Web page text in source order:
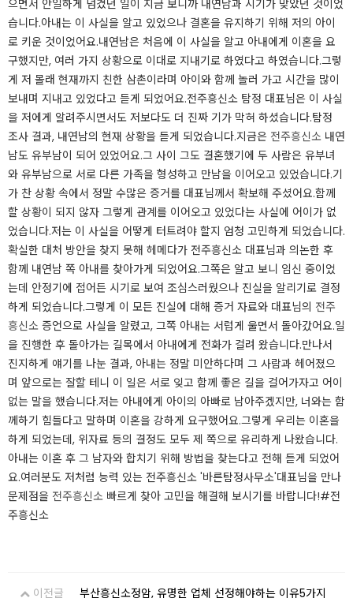
으면서 안일하게 넘겼던 일이 지금 보니까 내연남과 시기가 맞았던 것이었
습니다.아내는 이 사실을 알고 있었으나 결혼을 유지하기 위해 저의 아이
로 키운 것이었어요.내연남은 처음에 이 사실을 알고 아내에게 이혼을 요
구했지만, 여러 가지 상황으로 이대로 지내기로 하였다고 하였습니다.그렇
게 저 몰래 현재까지 친한 삼촌이라며 아이와 함께 놀러 가고 시간을 많이
보내며 지내고 있었다고 듣게 되었어요.전주흥신소 탐정 대표님은 이 사실
을 저에게 알려주시면서도 저보다도 더 진짜 기가 막혀 하셨습니다.탐정
조사 결과, 내연남의 현재 상황을 듣게 되었습니다.지금은 전주흥신소 내연
남도 유부남이 되어 있었어요.그 사이 그도 결혼했기에 두 사람은 유부녀
와 유부남으로 서로 다른 가족을 형성하고 만남을 이어오고 있었습니다.기
가 찬 상황 속에서 정말 수많은 증거를 대표님께서 확보해 주셨어요.함께
할 상황이 되지 않자 그렇게 관계를 이어오고 있었다는 사실에 어이가 없
었습니다.저는 이 사실을 어떻게 터트려야 할지 엄청 고민하게 되었습니다.
확실한 대처 방안을 찾지 못해 헤메다가 전주흥신소 대표님과 의논한 후
함께 내연남 쪽 아내를 찾아가게 되었어요.그쪽은 알고 보니 임신 중이었
는데 안정기에 접어든 시기로 보여 조심스러웠으나 진실을 알리기로 결정
하게 되었습니다.그렇게 이 모든 진실에 대해 증거 자료와 대표님의 전주
흥신소 증언으로 사실을 알렸고, 그쪽 아내는 서럽게 울면서 돌아갔어요.일
을 진행한 후 돌아가는 길목에서 아내에게 전화가 걸려 왔습니다.만나서
진지하게 얘기를 나눈 결과, 아내는 정말 미안하다며 그 사람과 헤어졌으
며 앞으로는 잘할 테니 이 일은 서로 잊고 함께 좋은 길을 걸어가자고 어이
없는 말을 했습니다.저는 아내에게 아이의 아빠로 남아주겠지만, 너와는 함
께하기 힘들다고 말하며 이혼을 강하게 요구했어요.그렇게 우리는 이혼을
하게 되었는데, 위자료 등의 결정도 모두 제 쪽으로 유리하게 나왔습니다.
아내는 이혼 후 그 남자와 합치기 위해 방법을 찾는다고 전해 듣게 되었어
요.여러분도 저처럼 능력 있는 전주흥신소 '바른탐정사무소'대표님을 만나
문제점을 전주흥신소 빠르게 찾아 고민을 해결해 보시기를 바랍니다!#전
주흥신소
이전글 부산흥신소정암, 유명한 업체 선정해야하는 이유5가지